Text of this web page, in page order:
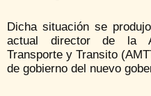
Dicha situación se
actual director de la
Transporte y Transito
de gobierno del nuevo